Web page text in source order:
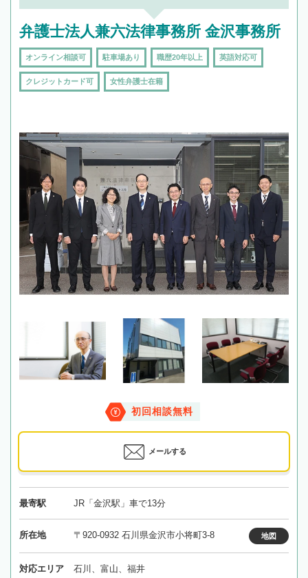
弁護士法人兼六法律事務所 金沢事務所
オンライン相談可 駐車場あり 職歴20年以上 英語対応可
クレジットカード可 女性弁護士在籍
初回相談無料
メールする
最寄駅 JR「金沢駅」車で13分
所在地 〒920-0932 石川県金沢市小将町3-8 地図
対応エリア 石川、富山、福井